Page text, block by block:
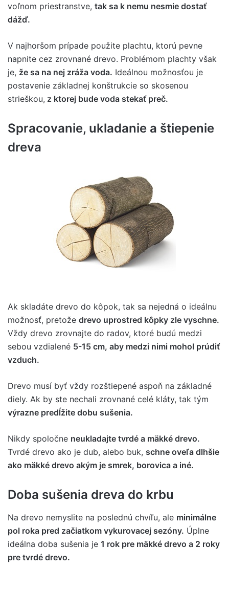
voľnom priestranstve, tak sa k nemu nesmie dostať
dážď.
V najhoršom prípade použite plachtu, ktorú pevne
napnite cez zrovnané drevo. Problémom plachty však
je, že sa na nej zráža voda. Ideálnou možnosťou je
postavenie základnej konštrukcie so skosenou
strieškou, z ktorej bude voda stekať preč.
Spracovanie, ukladanie a štiepenie
dreva
Ak skladáte drevo do kôpok, tak sa nejedná o ideálnu
možnosť, pretože drevo uprostred kôpky zle vyschne.
Vždy drevo zrovnajte do radov, ktoré budú medzi
sebou vzdialené 5-15 cm, aby medzi nimi mohol prúdiť
vzduch.
Drevo musí byť vždy rozštiepené aspoň na základné
diely. Ak by ste nechali zrovnané celé kláty, tak tým
výrazne predĺžite dobu sušenia.
Nikdy spoločne neukladajte tvrdé a mäkké drevo.
Tvrdé drevo ako je dub, alebo buk, schne oveľa dlhšie
ako mäkké drevo akým je smrek, borovica a iné.
Doba sušenia dreva do krbu
Na drevo nemyslite na poslednú chvíľu, ale minimálne
pol roka pred začiatkom vykurovacej sezóny. Úplne
ideálna doba sušenia je 1 rok pre mäkké drevo a 2 roky
pre tvrdé drevo.